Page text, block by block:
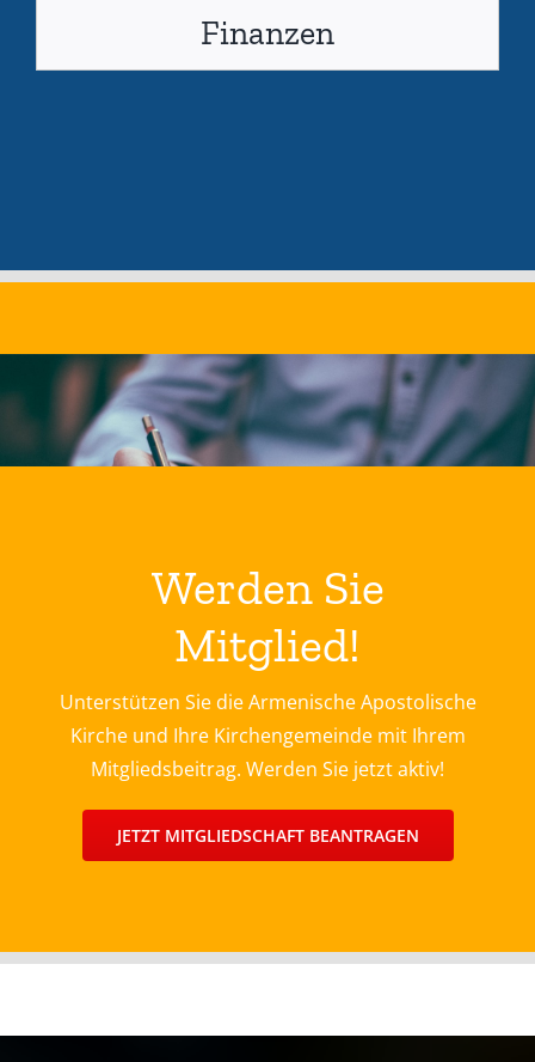
Finanzen
Werden Sie
Mitglied!
Unterstützen Sie die Armenische Apostolische
Kirche und Ihre Kirchengemeinde mit Ihrem
Mitgliedsbeitrag. Werden Sie jetzt aktiv!
JETZT MITGLIEDSCHAFT BEANTRAGEN